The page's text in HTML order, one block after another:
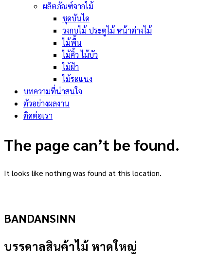
ผลิตภัณฑ์จากไม้
ชุดบันได
วงกบไม้ ประตูไม้ หน้าต่างไม้
ไม้พื้น
ไม้คิ้ว ไม้บัว
ไม้ฝ้า
ไม้ระแนง
บทความที่น่าสนใจ
ตัวอย่างผลงาน
ติดต่อเรา
The page can’t be found.
It looks like nothing was found at this location.
BANDANSINN
บรรดาลสินค้าไม้ หาดใหญ่